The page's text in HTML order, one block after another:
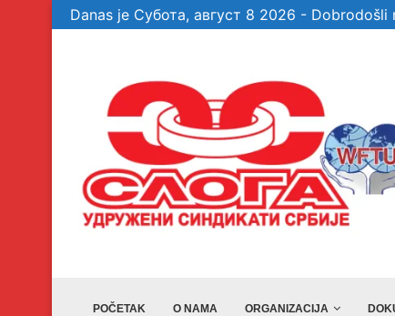
Danas je Субота, август 8 2026 - Dobrodošli
garancije, a... Veselinović: Bez članova, aktivista i
POČETAK O NAMA ORGANIZACIJA